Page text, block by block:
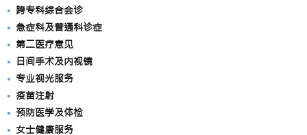
跨专科综合会诊
急症科及普通科诊症
第二医疗意见
日间手术及内视镜
专业视光服务
疫苗注射
预防医学及体检
女士健康服务